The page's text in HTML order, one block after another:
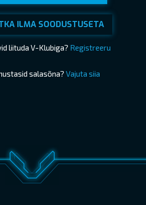
ILMA SOODUSTUSETA
liituda V-Klubiga? Registreeru
salasõna? Vajuta siia
esitamisel)
21:05 OSTA PILETID